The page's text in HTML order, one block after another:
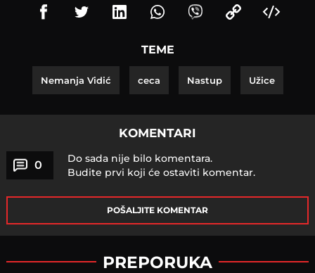
TEME
Nemanja Vidić ceca Nastup Užice
KOMENTARI
0
Do sada nije bilo komentara.
Budite prvi koji će ostaviti komentar.
POŠALJITE KOMENTAR
PREPORUKA